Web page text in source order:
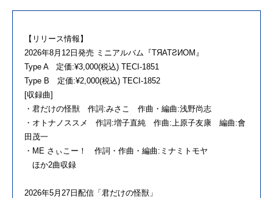
【リリース情報】
2026年8月12日発売 ミニアルバム『TЯATƧИOM』
Type A 定価:¥3,000(税込) TECI-1851
Type B 定価:¥2,000(税込) TECI-1852
[収録曲]
・君だけの怪獣 作詞:みさこ 作曲・編曲:浅野尚志
・オトナノススメ 作詞:増子直純 作曲:上原子友康 編曲:會
田茂一
・ME さぃこー！ 作詞・作曲・編曲:ミナミトモヤ
ほか2曲収録
2026年5月27日配信「君だけの怪獣」